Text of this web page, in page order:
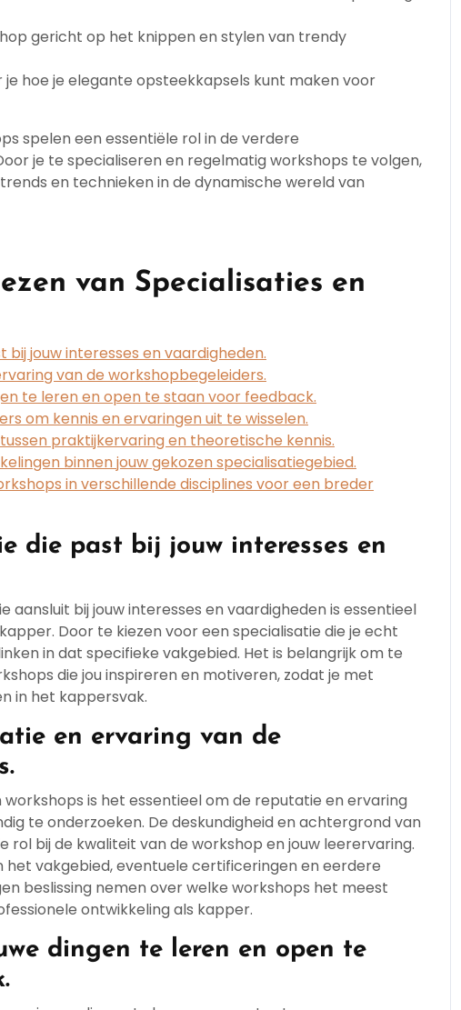
gericht op het knippen en stylen van trendy
je hoe je elegante opsteekkapsels kunt maken voor
spelen een essentiële rol in de verdere
je te specialiseren en regelmatig workshops te volgen,
en technieken in de dynamische wereld van
van Specialisaties en
bij jouw interesses en vaardigheden.
van de workshopbegeleiders.
te leren en open te staan voor feedback.
om kennis en ervaringen uit te wisselen.
praktijkervaring en theoretische kennis.
binnen jouw gekozen specialisatiegebied.
in verschillende disciplines voor een breder
die past bij jouw interesses en
aansluit bij jouw interesses en vaardigheden is essentieel
Door te kiezen voor een specialisatie die je echt
in dat specifieke vakgebied. Het is belangrijk om te
die jou inspireren en motiveren, zodat je met
in het kappersvak.
en ervaring van de
workshops is het essentieel om de reputatie en ervaring
te onderzoeken. De deskundigheid en achtergrond van
rol bij de kwaliteit van de workshop en jouw leerervaring.
het vakgebied, eventuele certificeringen en eerdere
beslissing nemen over welke workshops het meest
ontwikkeling als kapper.
dingen te leren en open te